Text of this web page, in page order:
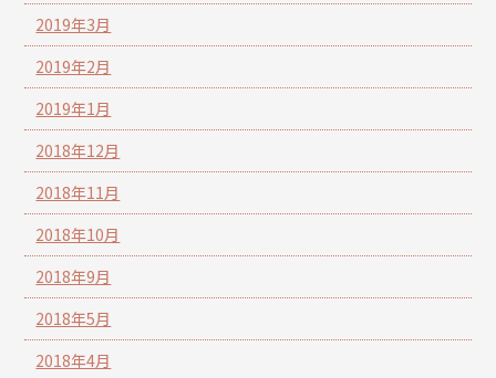
2019年3月
2019年2月
2019年1月
2018年12月
2018年11月
2018年10月
2018年9月
2018年5月
2018年4月